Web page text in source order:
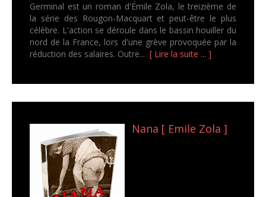
Germinal est un roman d'Émile Zola, le treizième de
la série des Rougon-Macquart et peut-être le plus
célèbre. L'action se déroule dans le bassin houiller du
nord de la France, lors d'une grève provoquée par la
réduction des salaires. Outre... [ Lire la suite ... ]
Nana [ Emile Zola ]